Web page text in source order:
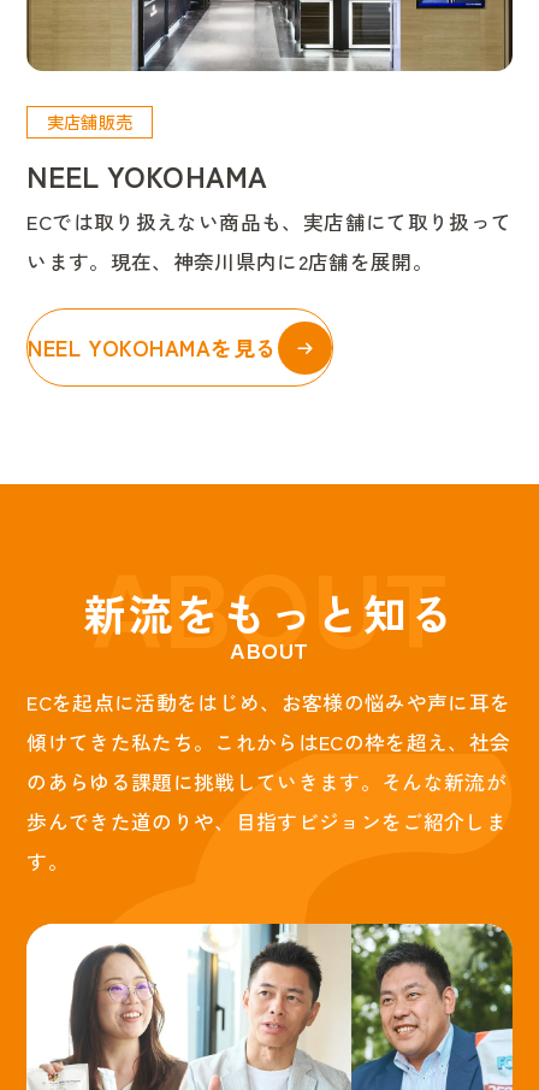
実店舗販売
NEEL YOKOHAMA
ECでは取り扱えない商品も、実店舗にて取り扱って
います。現在、神奈川県内に2店舗を展開。
NEEL YOKOHAMAを見る
ABOUT
新流を も っ と 知る
ABOUT
ECを起点に活動をはじめ、お客様の悩みや声に耳を
傾けてきた私たち。 これからはECの枠を超え、社会
のあらゆる課題に挑戦していきます。 そんな新流が
歩んできた道のりや、目指すビジョンをご紹介しま
す。